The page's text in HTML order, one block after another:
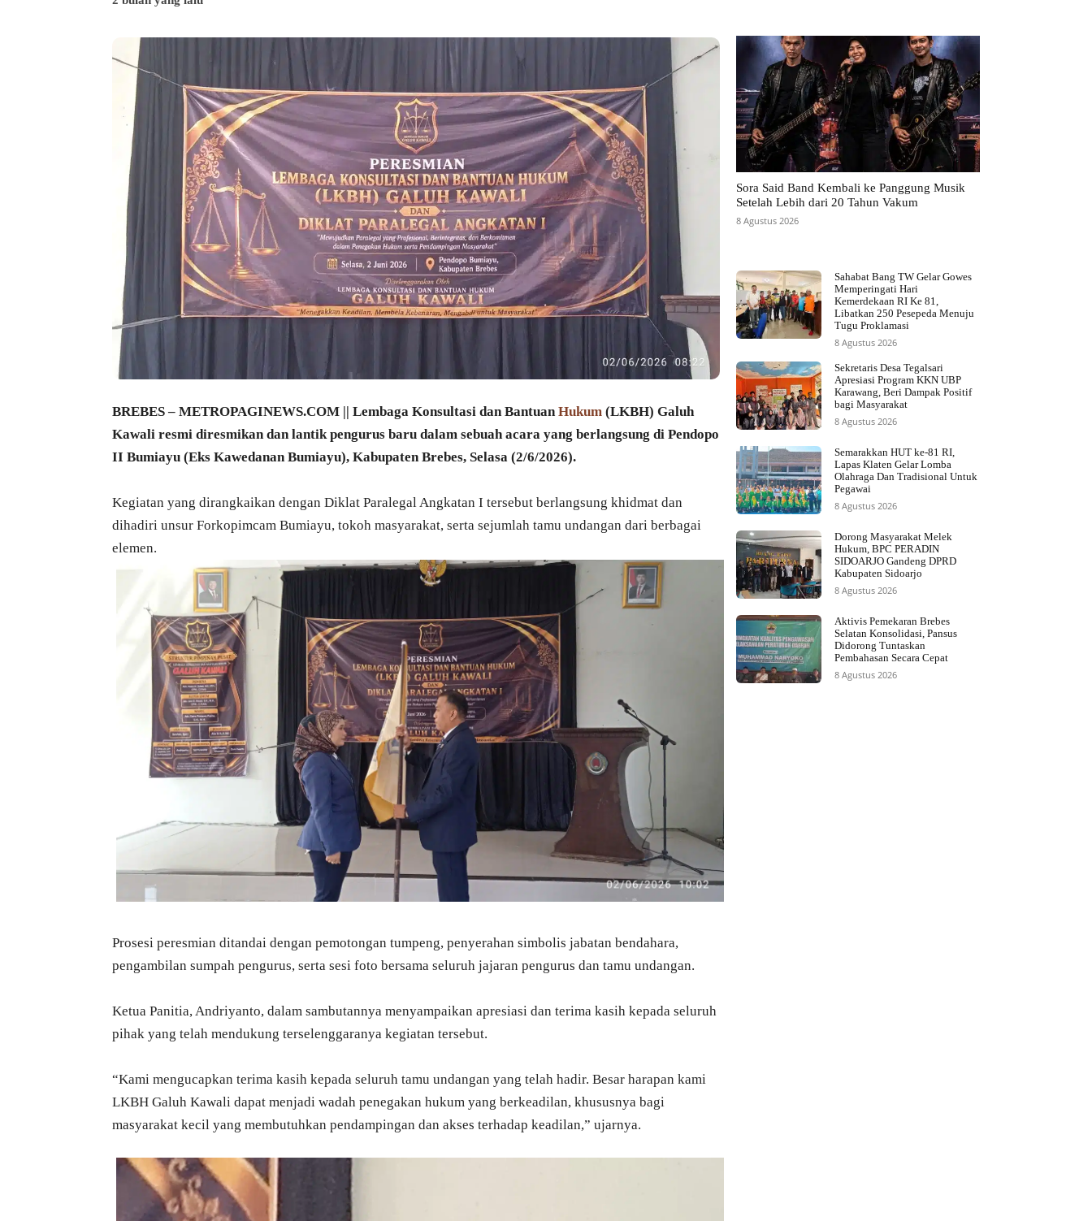
BREBES – METROPAGINEWS.COM || Lembaga Konsultasi dan BantuanHukum (LKBH) Galuh
Kawali resmi diresmikan dan lantik pengurus baru dalam sebuah acara yang berlangsung di Pendopo
II Bumiayu (Eks Kawedanan Bumiayu), Kabupaten Brebes, Selasa (2/6/2026).
Kegiatan yang dirangkaikan dengan Diklat Paralegal Angkatan I tersebut berlangsung khidmat dan
dihadiri unsur Forkopimcam Bumiayu, tokoh masyarakat, serta sejumlah tamu undangan dari berbagai
elemen.
Prosesi peresmian ditandai dengan pemotongan tumpeng, penyerahan simbolis jabatan bendahara,
pengambilan sumpah pengurus, serta sesi foto bersama seluruh jajaran pengurus dan tamu undangan.
Ketua Panitia, Andriyanto, dalam sambutannya menyampaikan apresiasi dan terima kasih kepada seluruh
pihak yang telah mendukung terselenggaranya kegiatan tersebut.
“Kami mengucapkan terima kasih kepada seluruh tamu undangan yang telah hadir. Besar harapan kami
LKBH Galuh Kawali dapat menjadi wadah penegakan hukum yang berkeadilan, khususnya bagi
masyarakat kecil yang membutuhkan pendampingan dan akses terhadap keadilan,” ujarnya.
Sora Said Band Kembali ke Panggung Musik
Setelah Lebih dari 20 Tahun Vakum
8 Agustus 2026
Sahabat Bang TW Gelar Gowes
Memperingati Hari
Kemerdekaan RI Ke 81,
Libatkan 250 Pesepeda Menuju
Tugu Proklamasi
8 Agustus 2026
Sekretaris Desa Tegalsari
Apresiasi Program KKN UBP
Karawang, Beri Dampak Positif
bagi Masyarakat
8 Agustus 2026
Semarakkan HUT ke-81 RI,
Lapas Klaten Gelar Lomba
Olahraga Dan Tradisional Untuk
Pegawai
8 Agustus 2026
Dorong Masyarakat Melek
Hukum, BPC PERADIN
SIDOARJO Gandeng DPRD
Kabupaten Sidoarjo
8 Agustus 2026
Aktivis Pemekaran Brebes
Selatan Konsolidasi, Pansus
Didorong Tuntaskan
Pembahasan Secara Cepat
8 Agustus 2026